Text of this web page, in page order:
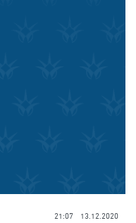
13.12.2020
21:07